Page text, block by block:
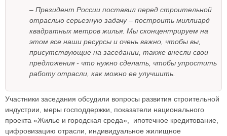
– Президент России поставил перед строительной
отраслью серьезную задачу – построить миллиард
квадратных метров жилья. Мы сконцентрируем на
этом все наши ресурсы и очень важно, чтобы вы,
присутствующие на заседании, также внесли свои
предложения - что нужно сделать, чтобы упростить
работу отрасли, как можно ее улучшить.
Участники заседания обсудили вопросы развития строительной
индустрии, меры господдержки, показатели национального
проекта «Жилье и городская среда», ипотечное кредитование,
цифровизацию отрасли, индивидуальное жилищное